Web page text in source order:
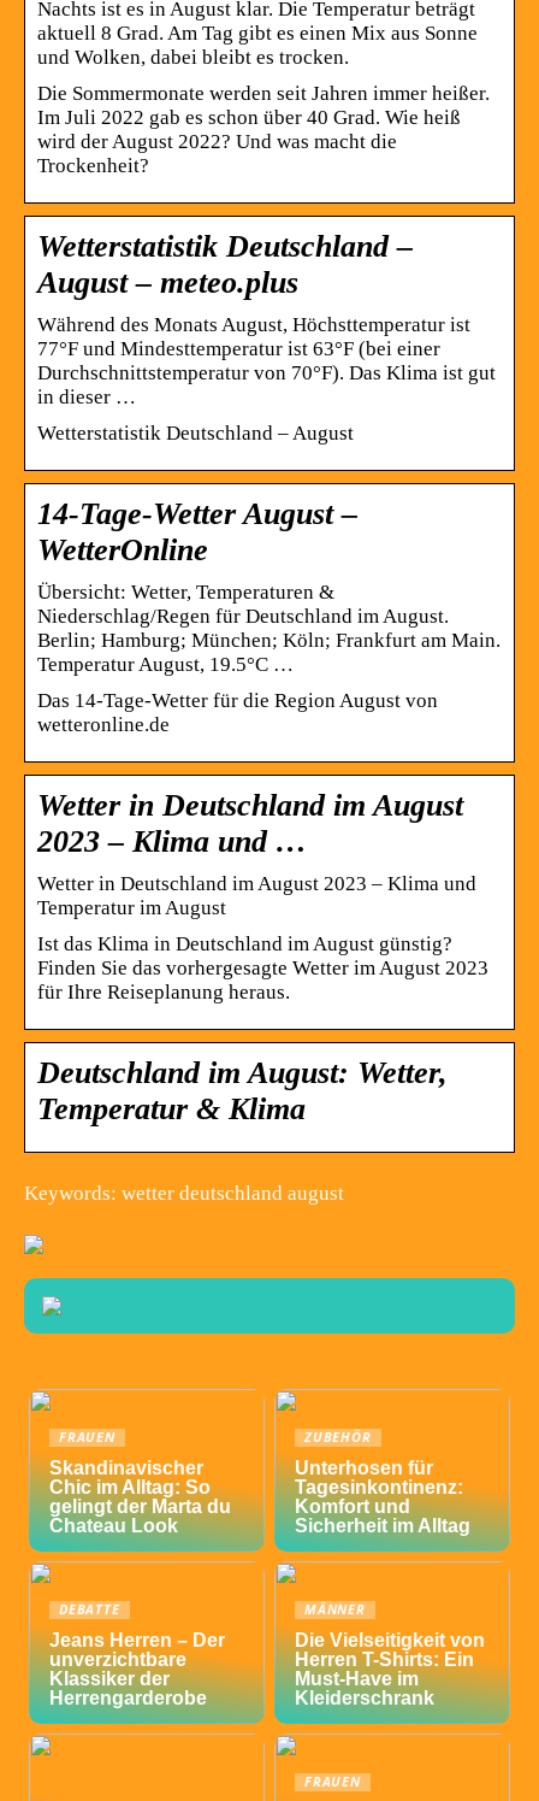
Nachts ist es in August klar. Die Temperatur beträgt
aktuell 8 Grad. Am Tag gibt es einen Mix aus Sonne
und Wolken, dabei bleibt es trocken.
Die Sommermonate werden seit Jahren immer heißer.
Im Juli 2022 gab es schon über 40 Grad. Wie heiß
wird der August 2022? Und was macht die
Trockenheit?
Wetterstatistik Deutschland –
August – meteo.plus
Während des Monats August, Höchsttemperatur ist
77°F und Mindesttemperatur ist 63°F (bei einer
Durchschnittstemperatur von 70°F). Das Klima ist gut
in dieser …
Wetterstatistik Deutschland – August
14-Tage-Wetter August –
WetterOnline
Übersicht: Wetter, Temperaturen &
Niederschlag/Regen für Deutschland im August.
Berlin; Hamburg; München; Köln; Frankfurt am Main.
Temperatur August, 19.5°C …
Das 14-Tage-Wetter für die Region August von
wetteronline.de
Wetter in Deutschland im August
2023 – Klima und …
Wetter in Deutschland im August 2023 – Klima und
Temperatur im August
Ist das Klima in Deutschland im August günstig?
Finden Sie das vorhergesagte Wetter im August 2023
für Ihre Reiseplanung heraus.
Deutschland im August: Wetter,
Temperatur & Klima
Keywords: wetter deutschland august
FRAUEN
Skandinavischer
Chic im Alltag: So
gelingt der Marta du
Chateau Look
ZUBEHÖR
Unterhosen für
Tagesinkontinenz:
Komfort und
Sicherheit im Alltag
DEBATTE
Jeans Herren – Der
unverzichtbare
Klassiker der
Herrengarderobe
MÄNNER
Die Vielseitigkeit von
Herren T-Shirts: Ein
Must-Have im
Kleiderschrank
FRAUEN